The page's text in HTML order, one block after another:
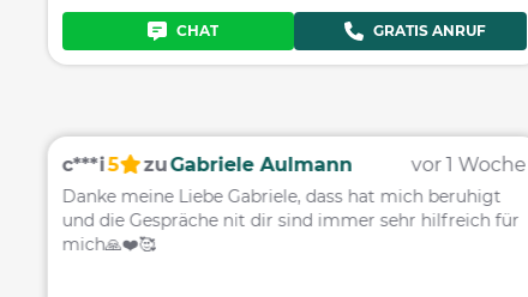
c***i5 zuGabriele Aulmann vor 1 Woche
Danke meine Liebe Gabriele, dass hat mich beruhigt
und die Gespräche nit dir sind immer sehr hilfreich für
mich🙏❤️🥰
CHAT GRATIS ANRUF